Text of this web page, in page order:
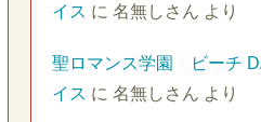
イス に 名無しさん より
聖ロマンス学園 ビーチ
イス に 名無しさん より